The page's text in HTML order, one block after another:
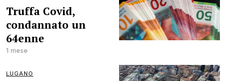
Truffa Covid,
condannato un
64enne
1 mese
LUGANO